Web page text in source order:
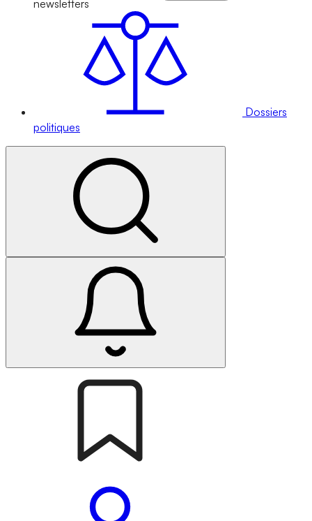
newsletters
Dossiers
politiques